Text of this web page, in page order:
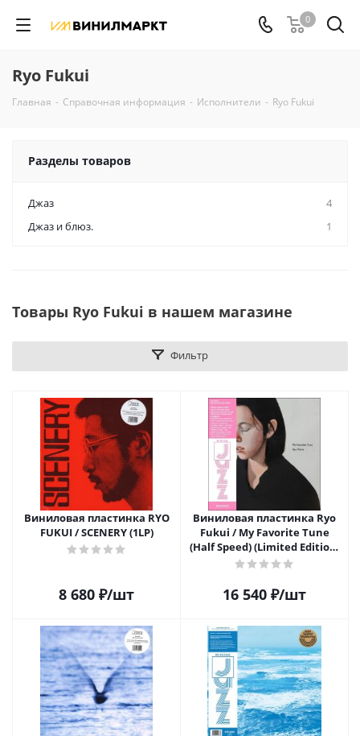
0
Ryo Fukui
Главная - Справочная информация - Исполнители - Ryo Fukui
Разделы товаров
Джаз
4
Джаз и блюз.
1
Товары Ryo Fukui в нашем магазине
Фильтр
Виниловая пластинка RYO
FUKUI / SCENERY (1LP)
8 680 ₽/шт
Виниловая пластинка Ryo
Fukui / My Favorite Tune
(Half Speed) (Limited Edition)
(LP)
16 540 ₽/шт